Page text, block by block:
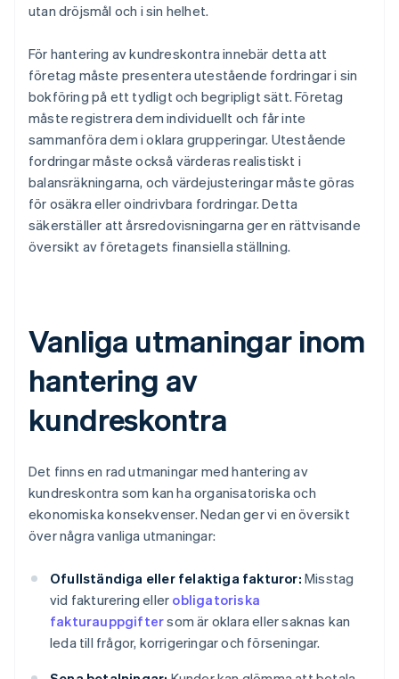
utan dröjsmål och i sin helhet.
För hantering av kundreskontra innebär detta att
företag måste presentera utestående fordringar i sin
bokföring på ett tydligt och begripligt sätt. Företag
måste registrera dem individuellt och får inte
sammanföra dem i oklara grupperingar. Utestående
fordringar måste också värderas realistiskt i
balansräkningarna, och värdejusteringar måste göras
för osäkra eller oindrivbara fordringar. Detta
säkerställer att årsredovisningarna ger en rättvisande
översikt av företagets finansiella ställning.
Vanliga utmaningar inom
hantering av
kundreskontra
Det finns en rad utmaningar med hantering av
kundreskontra som kan ha organisatoriska och
ekonomiska konsekvenser. Nedan ger vi en översikt
över några vanliga utmaningar:
Ofullständiga eller felaktiga fakturor: Misstag
vid fakturering eller obligatoriska
fakturauppgiftersom är oklara eller saknas kan
leda till frågor, korrigeringar och förseningar.